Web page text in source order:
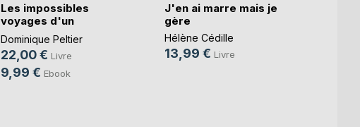
Les impossibles
voyages d'un
imbéc(...)
Dominique Peltier
22,00 € Livre
9,99 € Ebook
J'en ai marre mais je
gère
Hélène Cédille
13,99 € Livre